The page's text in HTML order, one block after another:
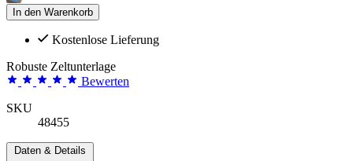
In den Warenkorb
Kostenlose Lieferung
Robuste Zeltunterlage
Bewerten
SKU
48455
Daten & Details